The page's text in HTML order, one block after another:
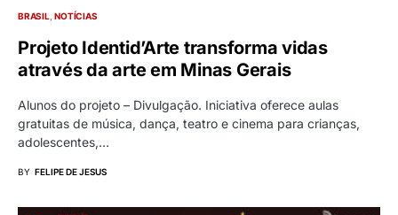
BRASIL NOTÍCIAS
Projeto Identid’Arte transforma vidas
através da arte em Minas Gerais
Alunos do projeto – Divulgação. Iniciativa oferece aulas
gratuitas de música, dança, teatro e cinema para crianças,
adolescentes,…
BY FELIPE DE JESUS